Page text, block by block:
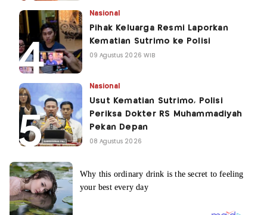
Nasional
Pihak Keluarga Resmi Laporkan
Kematian Sutrimo ke Polisi
09 Agustus 2026 WIB
Nasional
Usut Kematian Sutrimo, Polisi
Periksa Dokter RS Muhammadiyah
Pekan Depan
08 Agustus 2026